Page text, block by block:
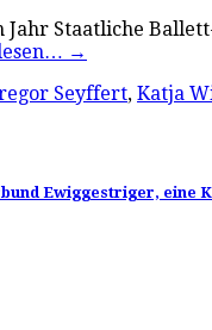
Staatliche
→
Seyffert, Katja
Ewiggestriger, eine